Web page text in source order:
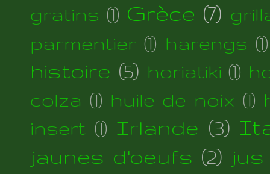
gratins (1) Grèce (7)
parmentier (1) harengs (1)
histoire (5) horiatiki (1)
colza (1) huile de noix (1)
insert (1) Irlande (3)
jaunes d'oeufs (2)